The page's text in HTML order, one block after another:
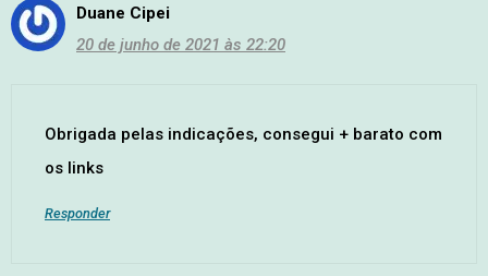
Duane Cipei
20 de junho de 2021 às 22:20
Obrigada pelas indicações, consegui + barato com
os links
Responder